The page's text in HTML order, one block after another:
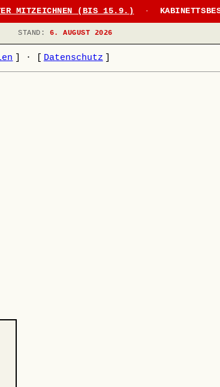
MITZEICHNEN (BIS 15.9.) ·
STAND: 6. AUGUST 2026
· Datenschutz